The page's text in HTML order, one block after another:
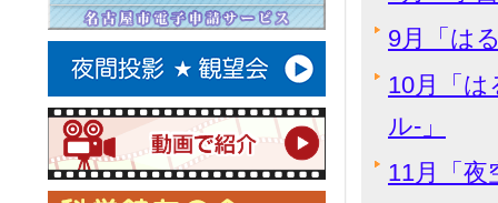
9月「は
10月「
ル-」
11月「夜